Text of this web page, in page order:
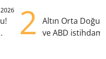
2
Altın Orta Doğu
ve ABD